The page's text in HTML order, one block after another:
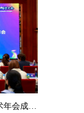
2025CACA 肿瘤疾控整合管理学术年会成功召开